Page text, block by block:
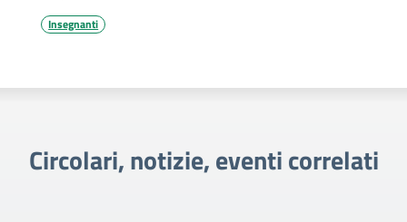
Insegnanti
Circolari, notizie, eventi correlati